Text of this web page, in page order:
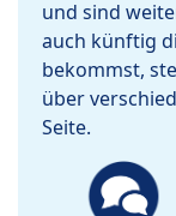
und sind
auch künftig
bekommst,
über
Seite.